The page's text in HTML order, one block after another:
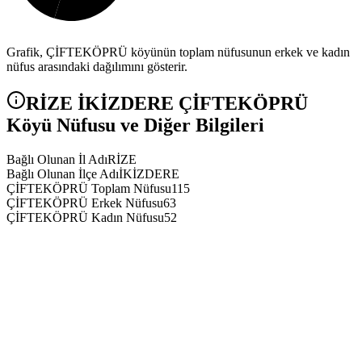
Grafik, ÇİFTEKÖPRÜ köyünün toplam nüfusunun erkek ve kadın
nüfus arasındaki dağılımını gösterir.
RİZE İKİZDERE ÇİFTEKÖPRÜ
Köyü Nüfusu ve Diğer Bilgileri
Bağlı Olunan İl AdıRİZE
Bağlı Olunan İlçe AdıİKİZDERE
ÇİFTEKÖPRÜ Toplam Nüfusu115
ÇİFTEKÖPRÜ Erkek Nüfusu63
ÇİFTEKÖPRÜ Kadın Nüfusu52